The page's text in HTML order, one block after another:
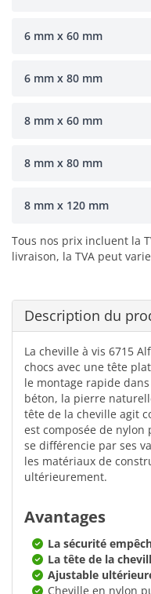
6 mm x 60 mm
6 mm x 80 mm
8 mm x 60 mm
8 mm x 80 mm
8 mm x 120 mm
Tous nos prix incluent la
livraison, la TVA peut
Description du
La cheville à vis 6715
chocs avec une tête
le montage rapide
béton, la pierre
tête de la cheville agit
est composée de nylon
se différencie par ses
les matériaux de
ultérieurement.
Avantages
La sécurité
La tête de la
Ajustable
Cheville en nylon